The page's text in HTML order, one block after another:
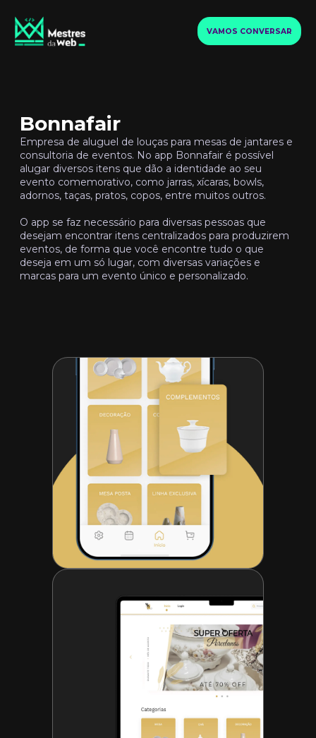
VAMOS CONVERSAR
Bonnafair
Empresa de aluguel de louças para mesas de jantares e
consultoria de eventos. No app Bonnafair é possível
alugar diversos itens que dão a identidade ao seu
evento comemorativo, como jarras, xícaras, bowls,
adornos, taças, pratos, copos, entre muitos outros.
O app se faz necessário para diversas pessoas que
desejam encontrar itens centralizados para produzirem
eventos, de forma que você encontre tudo o que
deseja em um só lugar, com diversas variações e
marcas para um evento único e personalizado.